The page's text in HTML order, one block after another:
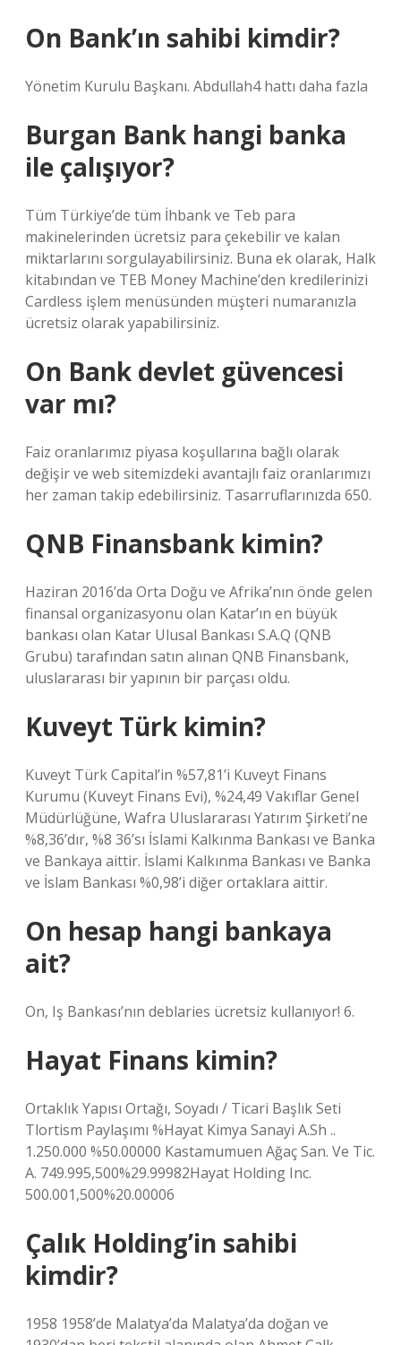
On Bank’ın sahibi kimdir?
Yönetim Kurulu Başkanı. Abdullah4 hattı daha fazla
Burgan Bank hangi banka
ile çalışıyor?
Tüm Türkiye’de tüm İhbank ve Teb para
makinelerinden ücretsiz para çekebilir ve kalan
miktarlarını sorgulayabilirsiniz. Buna ek olarak, Halk
kitabından ve TEB Money Machine’den kredilerinizi
Cardless işlem menüsünden müşteri numaranızla
ücretsiz olarak yapabilirsiniz.
On Bank devlet güvencesi
var mı?
Faiz oranlarımız piyasa koşullarına bağlı olarak
değişir ve web sitemizdeki avantajlı faiz oranlarımızı
her zaman takip edebilirsiniz. Tasarruflarınızda 650.
QNB Finansbank kimin?
Haziran 2016’da Orta Doğu ve Afrika’nın önde gelen
finansal organizasyonu olan Katar’ın en büyük
bankası olan Katar Ulusal Bankası S.A.Q (QNB
Grubu) tarafından satın alınan QNB Finansbank,
uluslararası bir yapının bir parçası oldu.
Kuveyt Türk kimin?
Kuveyt Türk Capital’in %57,81’i Kuveyt Finans
Kurumu (Kuveyt Finans Evi), %24,49 Vakıflar Genel
Müdürlüğüne, Wafra Uluslararası Yatırım Şirketi’ne
%8,36’dır, %8 36’sı İslami Kalkınma Bankası ve Banka
ve Bankaya aittir. İslami Kalkınma Bankası ve Banka
ve İslam Bankası %0,98’i diğer ortaklara aittir.
On hesap hangi bankaya
ait?
On, Iş Bankası’nın deblaries ücretsiz kullanıyor! 6.
Hayat Finans kimin?
Ortaklık Yapısı Ortağı, Soyadı / Ticari Başlık Seti
Tlortism Paylaşımı %Hayat Kimya Sanayi A.Sh ..
1.250.000 %50.00000 Kastamumuen Ağaç San. Ve Tic.
A. 749.995,500%29.99982Hayat Holding Inc.
500.001,500%20.00006
Çalık Holding’in sahibi
kimdir?
1958 1958’de Malatya’da Malatya’da doğan ve